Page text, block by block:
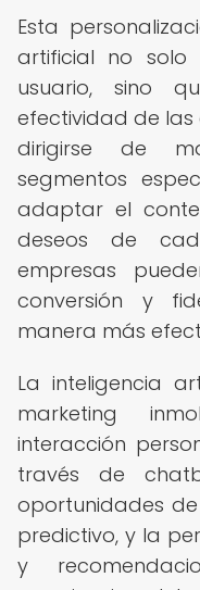
Esta
artificial no solo
usuario, sino
efectividad de
dirigirse de
segmentos
adaptar el
deseos de
empresas
conversión y
manera más
La inteligencia
marketing
interacción
través de
oportunidades
predictivo, y la
y